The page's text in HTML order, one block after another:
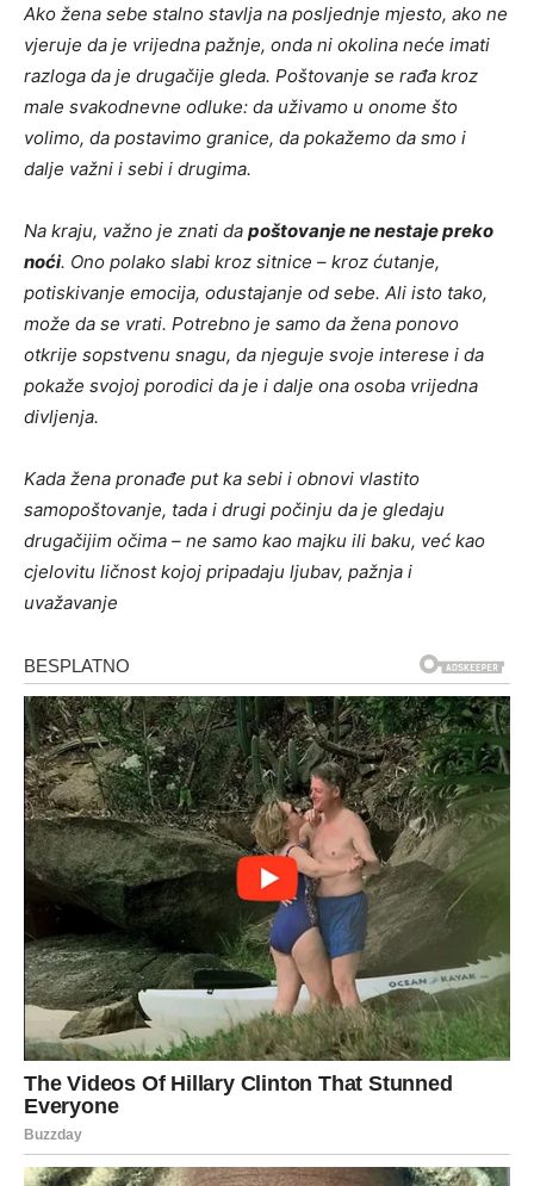
Ako žena sebe stalno stavlja na posljednje mjesto, ako ne
vjeruje da je vrijedna pažnje, onda ni okolina neće imati
razloga da je drugačije gleda. Poštovanje se rađa kroz
male svakodnevne odluke: da uživamo u onome što
volimo, da postavimo granice, da pokažemo da smo i
dalje važni i sebi i drugima.
Na kraju, važno je znati da poštovanje ne nestaje preko
noći. Ono polako slabi kroz sitnice – kroz ćutanje,
potiskivanje emocija, odustajanje od sebe. Ali isto tako,
može da se vrati. Potrebno je samo da žena ponovo
otkrije sopstvenu snagu, da njeguje svoje interese i da
pokaže svojoj porodici da je i dalje ona osoba vrijedna
divljenja.
Kada žena pronađe put ka sebi i obnovi vlastito
samopoštovanje, tada i drugi počinju da je gledaju
drugačijim očima – ne samo kao majku ili baku, već kao
cjelovitu ličnost kojoj pripadaju ljubav, pažnja i
uvažavanje